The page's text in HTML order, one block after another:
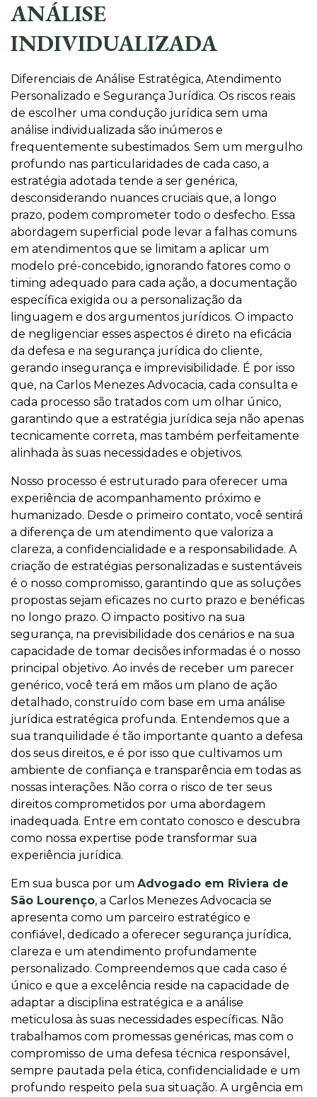
ANÁLISE
INDIVIDUALIZADA
Diferenciais de Análise Estratégica, Atendimento
Personalizado e Segurança Jurídica. Os riscos reais
de escolher uma condução jurídica sem uma
análise individualizada são inúmeros e
frequentemente subestimados. Sem um mergulho
profundo nas particularidades de cada caso, a
estratégia adotada tende a ser genérica,
desconsiderando nuances cruciais que, a longo
prazo, podem comprometer todo o desfecho. Essa
abordagem superficial pode levar a falhas comuns
em atendimentos que se limitam a aplicar um
modelo pré-concebido, ignorando fatores como o
timing adequado para cada ação, a documentação
específica exigida ou a personalização da
linguagem e dos argumentos jurídicos. O impacto
de negligenciar esses aspectos é direto na eficácia
da defesa e na segurança jurídica do cliente,
gerando insegurança e imprevisibilidade. É por isso
que, na Carlos Menezes Advocacia, cada consulta e
cada processo são tratados com um olhar único,
garantindo que a estratégia jurídica seja não apenas
tecnicamente correta, mas também perfeitamente
alinhada às suas necessidades e objetivos.
Nosso processo é estruturado para oferecer uma
experiência de acompanhamento próximo e
humanizado. Desde o primeiro contato, você sentirá
a diferença de um atendimento que valoriza a
clareza, a confidencialidade e a responsabilidade. A
criação de estratégias personalizadas e sustentáveis
é o nosso compromisso, garantindo que as soluções
propostas sejam eficazes no curto prazo e benéficas
no longo prazo. O impacto positivo na sua
segurança, na previsibilidade dos cenários e na sua
capacidade de tomar decisões informadas é o nosso
principal objetivo. Ao invés de receber um parecer
genérico, você terá em mãos um plano de ação
detalhado, construído com base em uma análise
jurídica estratégica profunda. Entendemos que a
sua tranquilidade é tão importante quanto a defesa
dos seus direitos, e é por isso que cultivamos um
ambiente de confiança e transparência em todas as
nossas interações. Não corra o risco de ter seus
direitos comprometidos por uma abordagem
inadequada. Entre em contato conosco e descubra
como nossa expertise pode transformar sua
experiência jurídica.
Em sua busca por um Advogado em Riviera de
São Lourenço, a Carlos Menezes Advocacia se
apresenta como um parceiro estratégico e
confiável, dedicado a oferecer segurança jurídica,
clareza e um atendimento profundamente
personalizado. Compreendemos que cada caso é
único e que a excelência reside na capacidade de
adaptar a disciplina estratégica e a análise
meticulosa às suas necessidades específicas. Não
trabalhamos com promessas genéricas, mas com o
compromisso de uma defesa técnica responsável,
sempre pautada pela ética, confidencialidade e um
profundo respeito pela sua situação. A urgência em